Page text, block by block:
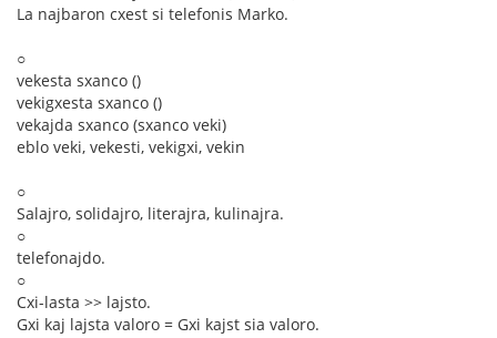
La najbaron cxest si telefonis Marko.
○
vekesta sxanco ()
vekigxesta sxanco ()
vekajda sxanco (sxanco veki)
eblo veki, vekesti, vekigxi, vekin
○
Salajro, solidajro, literajra, kulinajra.
○
telefonajdo.
○
Cxi-lasta >> lajsto.
Gxi kaj lajsta valoro = Gxi kajst sia valoro.